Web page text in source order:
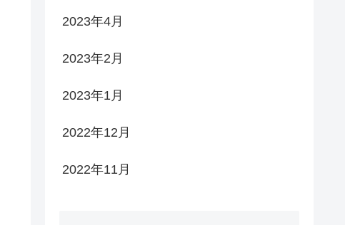
2023年4月
2023年2月
2023年1月
2022年12月
2022年11月